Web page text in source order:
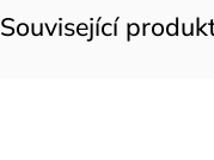
Související